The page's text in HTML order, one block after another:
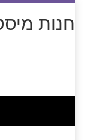
חנות